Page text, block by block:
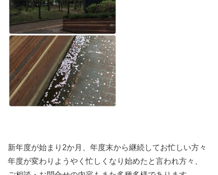
新年度が始まり2か月、年度末から継続してお忙しい方々
年度が変わりようやく忙しくなり始めたと言われ方々、